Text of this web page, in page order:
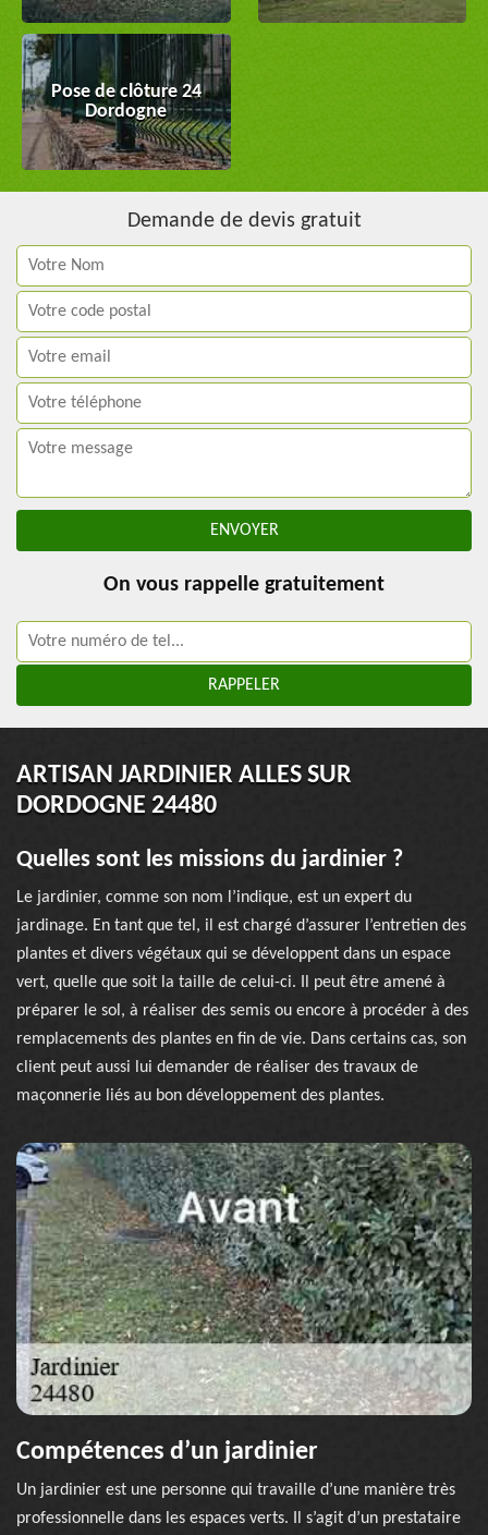
Pose de clôture 24
Dordogne
Demande de devis gratuit
On vous rappelle gratuitement
ARTISAN JARDINIER ALLES SUR
DORDOGNE 24480
Quelles sont les missions du jardinier ?
Le jardinier, comme son nom l’indique, est un expert du
jardinage. En tant que tel, il est chargé d’assurer l’entretien des
plantes et divers végétaux qui se développent dans un espace
vert, quelle que soit la taille de celui-ci. Il peut être amené à
préparer le sol, à réaliser des semis ou encore à procéder à des
remplacements des plantes en fin de vie. Dans certains cas, son
client peut aussi lui demander de réaliser des travaux de
maçonnerie liés au bon développement des plantes.
Compétences d’un jardinier
Un jardinier est une personne qui travaille d’une manière très
professionnelle dans les espaces verts. Il s’agit d’un prestataire